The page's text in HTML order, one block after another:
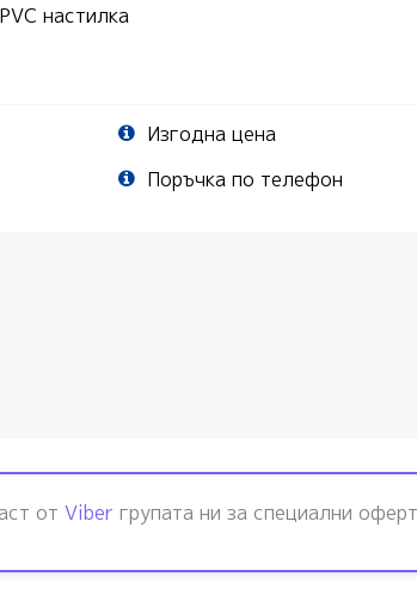
настилка
Изгодна цена
Поръчка по телефон
от Viber групата ни за специални